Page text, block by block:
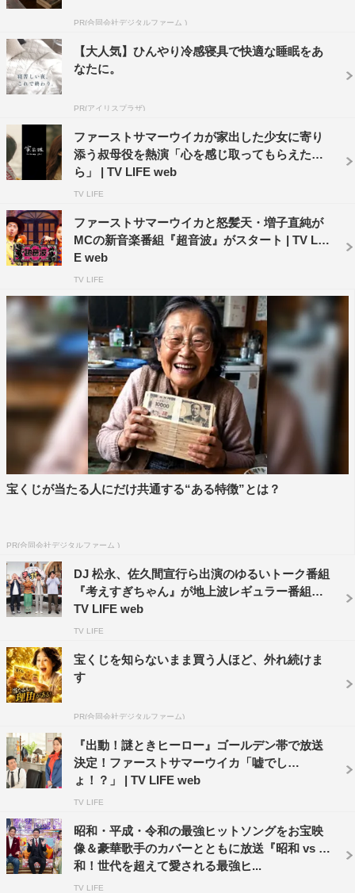
宮崎県日向市からは、将来、東京で洋服デザイナーにな
りたいという高校1年生女子が東京に。自分に自信がない
という彼女が、サポート役の飯尾和樹と共に新宿にあるデ
ザイン専門学校を訪れ、地方出身の学生たちが夢を追い、
輝く姿を見る。
天候に左右される仕事で家計が苦しい時もあり、なかな
か家族旅行できないと話す大家族の父親は、子供たちの夢
をかなえるべく鹿児島県種子島から東京へ。夢だった“渋
谷スクランブル交差点の横断”が一大イベントに。
山口県周防大島町の家事と子育てに大忙しな36歳主婦
PR(合同会社デジタルファーム )
【大人気】ひんやり冷感寝具で快適な睡眠をあ
なたに。
PR(アイリスプラザ)
ファーストサマーウイカが家出した少女に寄り
添う叔母役を熱演「心を感じ取ってもらえた
ら」 | TV LIFE web
TV LIFE
ファーストサマーウイカと怒髪天・増子直純が
MCの新音楽番組『超音波』がスタート | TV LIF
E web
TV LIFE
宝くじが当たる人にだけ共通する“ある特徴”とは？
PR(合同会社デジタルファーム )
DJ 松永、佐久間宣行ら出演のゆるいトーク番組
『考えすぎちゃん』が地上波レギュラー番組に |
TV LIFE web
TV LIFE
宝くじを知らないまま買う人ほど、外れ続けま
す
PR(合同会社デジタルファーム)
『出動！謎ときヒーロー』ゴールデン帯で放送
決定！ファーストサマーウイカ「嘘でし
ょ！？」 | TV LIFE web
TV LIFE
昭和・平成・令和の最強ヒットソングをお宝映
像＆豪華歌手のカバーとともに放送『昭和 vs 令
和！世代を超えて愛される最強ヒ...
TV LIFE